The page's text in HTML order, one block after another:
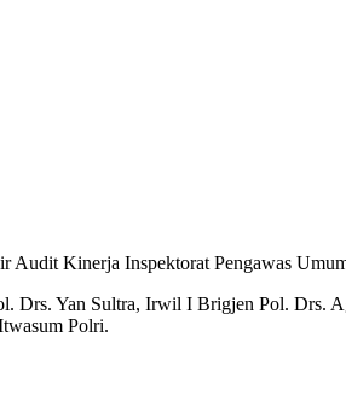
Kinerja Inspektorat Pengawas
Drs. Yan Sultra, Irwil I Brigjen Pol. Drs.
Polri.